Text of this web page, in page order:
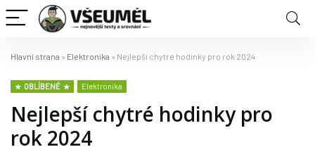
Hlavní strana » Elektronika » Nejlepší chytré hodinky pro rok 2024
OBLÍBENÉ Elektronika
Nejlepší chytré hodinky pro
rok 2024